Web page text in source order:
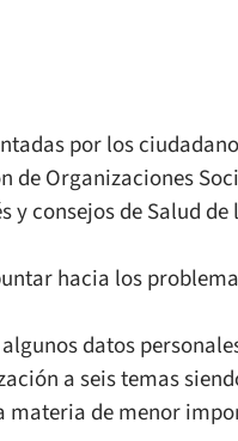
por los
Organizaciones
consejos de Salud
hacia los
datos
a seis temas
materia de menor